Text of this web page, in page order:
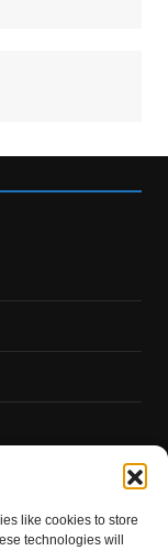
like cookies to store
technologies will